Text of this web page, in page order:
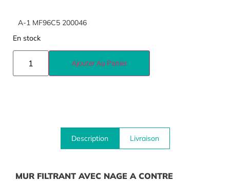
A-1 MF96C5 200046
En stock
Ajouter Au Panier
Description Livraison
MUR FILTRANT AVEC NAGE A CONTRE